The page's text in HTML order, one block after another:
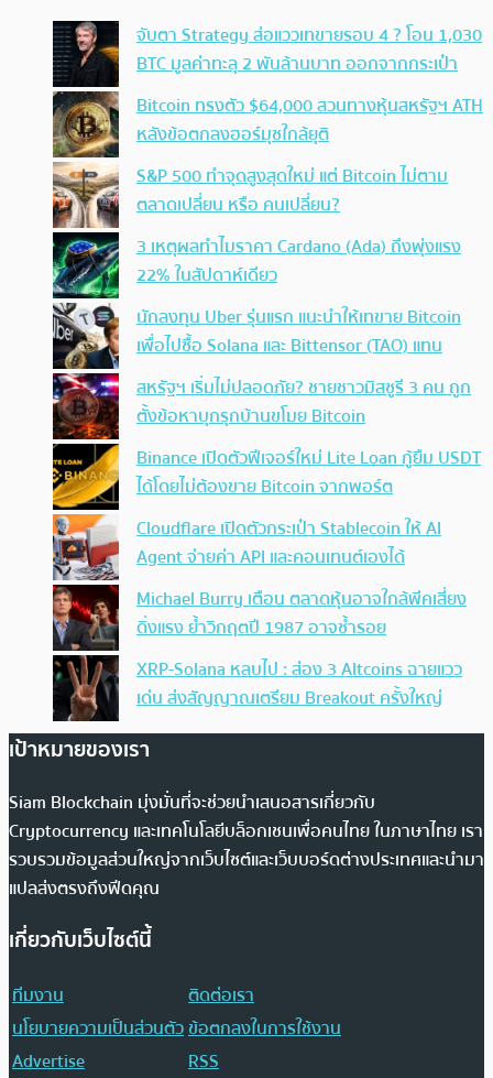
จับตา Strategy ส่อแววเทขายรอบ 4 ? โอน 1,030
BTC มูลค่าทะลุ 2 พันล้านบาท ออกจากกระเป๋า
Bitcoin ทรงตัว $64,000 สวนทางหุ้นสหรัฐฯ ATH
หลังข้อตกลงฮอร์มุซใกล้ยุติ
S&P 500 ทำจุดสูงสุดใหม่ แต่ Bitcoin ไม่ตาม
ตลาดเปลี่ยน หรือ คนเปลี่ยน?
3 เหตุผลทำไมราคา Cardano (Ada) ถึงพุ่งแรง
22% ในสัปดาห์เดียว
นักลงทุน Uber รุ่นแรก แนะนำให้เทขาย Bitcoin
เพื่อไปซื้อ Solana และ Bittensor (TAO) แทน
สหรัฐฯ เริ่มไม่ปลอดภัย? ชายชาวมิสซูรี 3 คน ถูก
ตั้งข้อหาบุกรุกบ้านขโมย Bitcoin
Binance เปิดตัวฟีเจอร์ใหม่ Lite Loan กู้ยืม USDT
ได้โดยไม่ต้องขาย Bitcoin จากพอร์ต
Cloudflare เปิดตัวกระเป๋า Stablecoin ให้ AI
Agent จ่ายค่า API และคอนเทนต์เองได้
Michael Burry เตือน ตลาดหุ้นอาจใกล้พีคเสี่ยง
ดิ่งแรง ย้ำวิกฤตปี 1987 อาจซ้ำรอย
XRP-Solana หลบไป : ส่อง 3 Altcoins ฉายแวว
เด่น ส่งสัญญาณเตรียม Breakout ครั้งใหญ่
เป้าหมายของเรา
Siam Blockchain มุ่งมั่นที่จะช่วยนำเสนอสารเกี่ยวกับ
Cryptocurrency และเทคโนโลยีบล็อกเชนเพื่อคนไทย ในภาษาไทย เรา
รวบรวมข้อมูลส่วนใหญ่จากเว็บไซต์และเว็บบอร์ดต่างประเทศและนำมา
แปลส่งตรงถึงฟีดคุณ
เกี่ยวกับเว็บไซต์นี้
ทีมงาน
ติดต่อเรา
นโยบายความเป็นส่วนตัวข้อตกลงในการใช้งาน
Advertise
RSS